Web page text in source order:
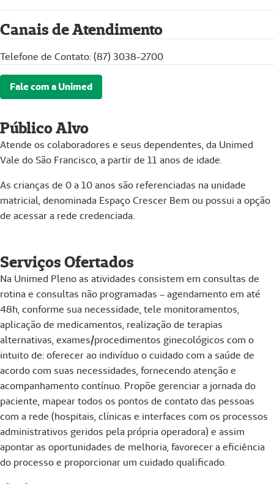
Canais de Atendimento
Telefone de Contato: (87) 3038-2700
Fale com a Unimed
Público Alvo
Atende os colaboradores e seus dependentes, da Unimed
Vale do São Francisco, a partir de 11 anos de idade.
As crianças de 0 a 10 anos são referenciadas na unidade
matricial, denominada Espaço Crescer Bem ou possui a opção
de acessar a rede credenciada.
Serviços Ofertados
Na Unimed Pleno as atividades consistem em consultas de
rotina e consultas não programadas – agendamento em até
48h, conforme sua necessidade, tele monitoramentos,
aplicação de medicamentos, realização de terapias
alternativas, exames/procedimentos ginecológicos com o
intuito de: oferecer ao indivíduo o cuidado com a saúde de
acordo com suas necessidades, fornecendo atenção e
acompanhamento contínuo. Propõe gerenciar a jornada do
paciente, mapear todos os pontos de contato das pessoas
com a rede (hospitais, clínicas e interfaces com os processos
administrativos geridos pela própria operadora) e assim
apontar as oportunidades de melhoria, favorecer a eficiência
do processo e proporcionar um cuidado qualificado.